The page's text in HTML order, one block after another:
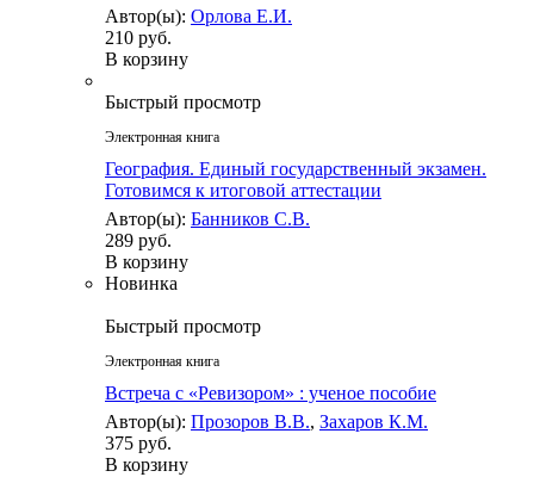
Автор(ы): Орлова Е.И.
210 руб.
В корзину
Быстрый просмотр
Электронная книга
География. Единый государственный экзамен.
Готовимся к итоговой аттестации
Автор(ы): Банников С.В.
289 руб.
В корзину
Новинка
Быстрый просмотр
Электронная книга
Встреча с «Ревизором» : ученое пособие
Автор(ы): Прозоров В.В., Захаров К.М.
375 руб.
В корзину